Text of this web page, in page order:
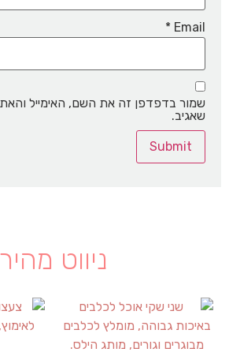
Email
*
שמור בדפדפן זה את השם, האימייל
שאגיב.
ניווט מהיר